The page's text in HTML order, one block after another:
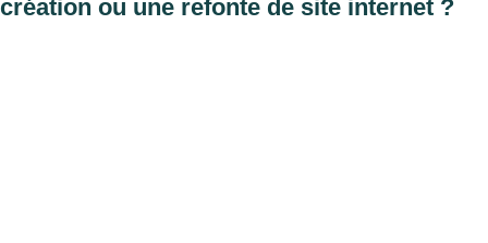
création ou une refonte de site internet ?